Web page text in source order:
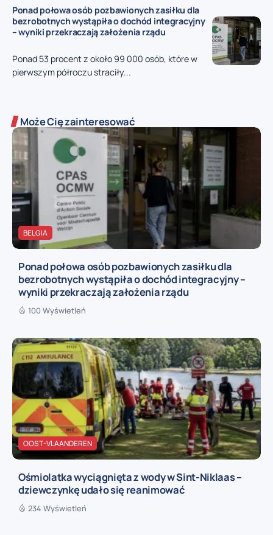
Ponad połowa osób pozbawionych zasiłku dla
bezrobotnych wystąpiła o dochód integracyjny
– wyniki przekraczają założenia rządu
Ponad 53 procent z około 99 000 osób, które w
pierwszym półroczu straciły...
Może Cię zainteresować
BELGIA
Ponad połowa osób pozbawionych zasiłku dla
bezrobotnych wystąpiła o dochód integracyjny –
wyniki przekraczają założenia rządu
100 Wyświetleń
OOST-VLAANDEREN
Ośmiolatka wyciągnięta z wody w Sint-Niklaas –
dziewczynkę udało się reanimować
234 Wyświetleń